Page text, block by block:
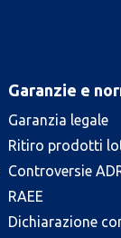
Garanzie e
Garanzia legale
Ritiro prodotti
Controversie
RAEE
Dichiarazione